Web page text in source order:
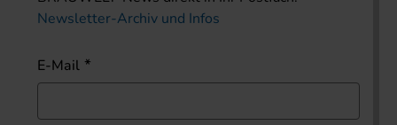
Newsletter-Archiv und Infos
E-Mail